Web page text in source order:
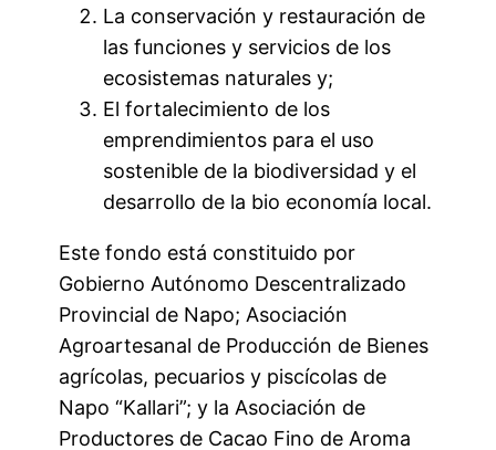
La conservación y restauración de
las funciones y servicios de los
ecosistemas naturales y;
El fortalecimiento de los
emprendimientos para el uso
sostenible de la biodiversidad y el
desarrollo de la bio economía local.
Este fondo está constituido por
Gobierno Autónomo Descentralizado
Provincial de Napo; Asociación
Agroartesanal de Producción de Bienes
agrícolas, pecuarios y piscícolas de
Napo “Kallari”; y la Asociación de
Productores de Cacao Fino de Aroma